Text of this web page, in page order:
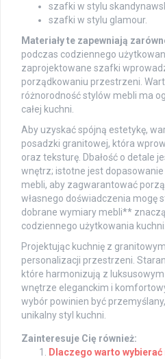
szafki w stylu
szafki w stylu glamour.
Materiały te zapewniają
podczas codziennego
zaprojektowane szafki
porządkowaniu przestrzeni.
różnorodność stylów mebli ma
całej kuchni.
Aby uzyskać spójną estetykę,
posadzki granitowej, która
oraz teksturę. Dbałość o detale
wnętrz; istotne jest
mebli, aby zagwarantować
własnego doświadczenia mogę
dobrane wymiary mebli**
codziennego użytkowania kuchni.
Projektując kuchnię z
personalizacji przestrzeni.
które harmonizują z
wnętrze eleganckim i
wybór powinien być
unikalny styl kuchni.
Zainteresuje Cię również:
Dlaczego warto